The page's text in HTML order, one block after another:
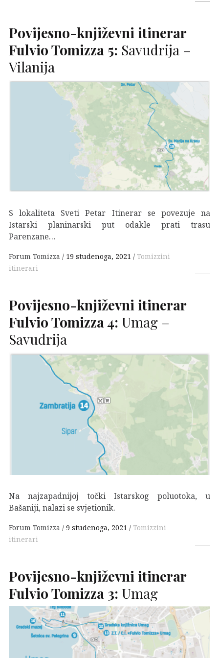
Povijesno-književni itinerar
Fulvio Tomizza 5: Savudrija –
Vilanija
S lokaliteta Sveti Petar Itinerar se povezuje na
Istarski planinarski put odakle prati trasu
Parenzane…
Forum Tomizza 19 studenoga, 2021
Tomizzini
itinerari
Povijesno-književni itinerar
Fulvio Tomizza 4: Umag –
Savudrija
Na najzapadnijoj točki Istarskog poluotoka, u
Bašaniji, nalazi se svjetionik.
Forum Tomizza 9 studenoga, 2021
Tomizzini
itinerari
Povijesno-književni itinerar
Fulvio Tomizza 3: Umag